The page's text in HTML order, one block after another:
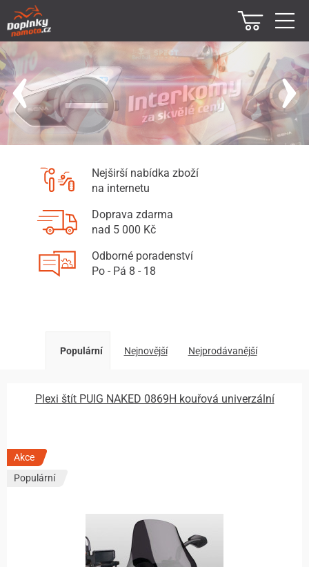
Nejširší nabídka zboží
na internetu
Doprava zdarma
nad 5 000 Kč
Odborné poradenství
Po - Pá 8 - 18
Populární Nejnovější Nejprodávanější
Plexi štít PUIG NAKED 0869H kouřová univerzální
Akce
Populární